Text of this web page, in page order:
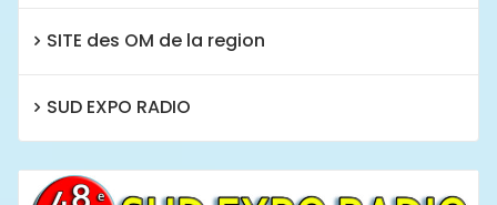
SITE des OM de la region
SUD EXPO RADIO